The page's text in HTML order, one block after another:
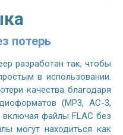
потерь
разработан так, чтобы
в использовании.
качества благодаря
(MP3, AC-3,
включая файлы FLAC без
могут находиться как